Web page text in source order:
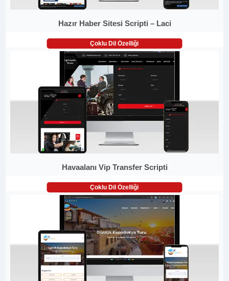
Hazır Haber Sitesi Scripti – Laci
Çoklu Dil Özelliği
Havaalanı Vip Transfer Scripti
Çoklu Dil Özelliği